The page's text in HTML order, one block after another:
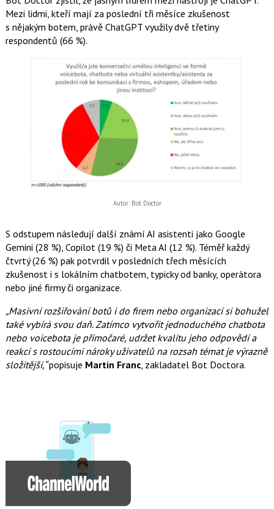
Mezi lidmi, kteří mají za poslední tři měsíce zkušenost
s nějakým botem, právě ChatGPT využily dvě třetiny
respondentů (66 %).
Autor: Bot Doctor
S odstupem následují další známí AI asistenti jako Google
Gemini (28 %), Copilot (19 %) či Meta AI (12 %). Téměř každý
čtvrtý (26 %) pak potvrdil v posledních třech měsících
zkušenost i s lokálním chatbotem, typicky od banky, operátora
nebo jiné firmy či organizace.
„Masivní rozšiřování botů i do firem nebo organizací si bohužel
také vybírá svou daň. Zatímco vytvořit jednoduchého chatbota
nebo voicebota je přímočaré, udržet kvalitu jeho odpovědí a
reakcí s rostoucími nároky uživatelů na rozsah témat je výrazně
složitější,“popisuje Martin Franc, zakladatel Bot Doctora.